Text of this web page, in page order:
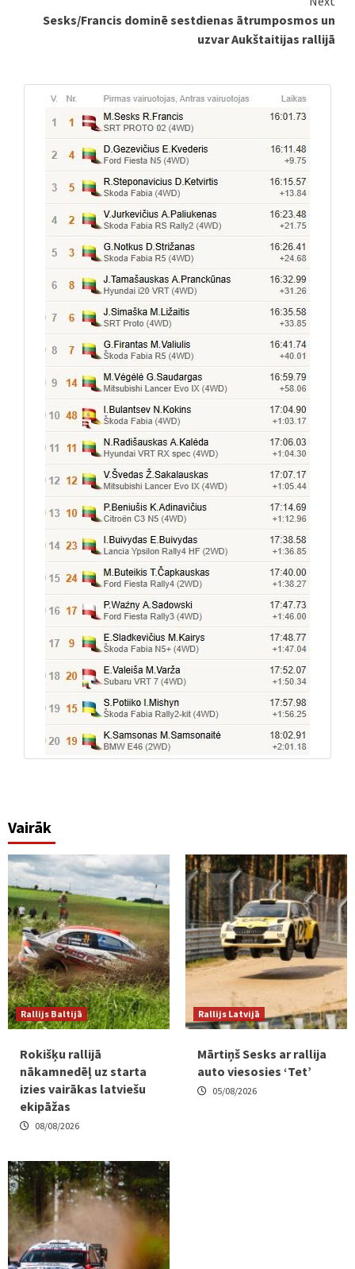
Sesks/Francis dominē sestdienas ātrumposmos un
uzvar Aukštaitijas rallijā
Vairāk
Rallijs Baltijā
Rokišķu rallijā
nākamnedēļ uz starta
izies vairākas latviešu
ekipāžas
08/08/2026
Rallijs Latvijā
Mārtiņš Sesks ar rallija
auto viesosies ‘Tet’
05/08/2026